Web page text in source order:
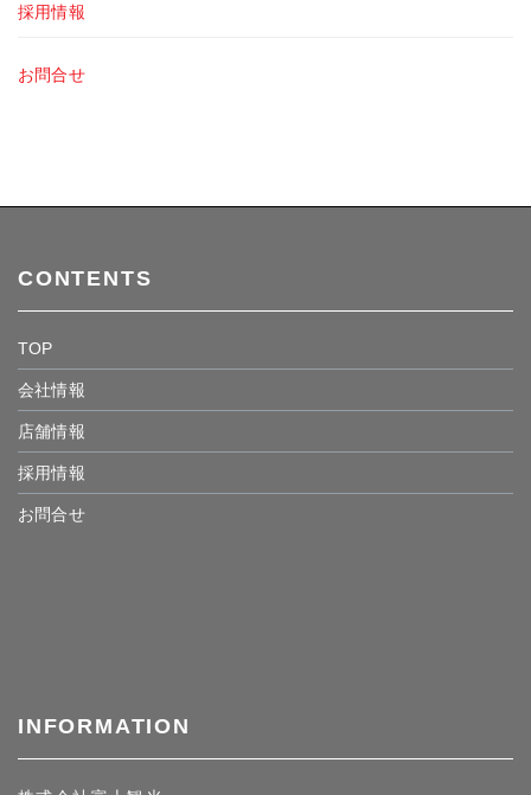
採用情報
お問合せ
CONTENTS
TOP
会社情報
店舗情報
採用情報
お問合せ
INFORMATION